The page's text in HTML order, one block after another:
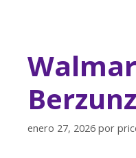
enero 27, 2026 por